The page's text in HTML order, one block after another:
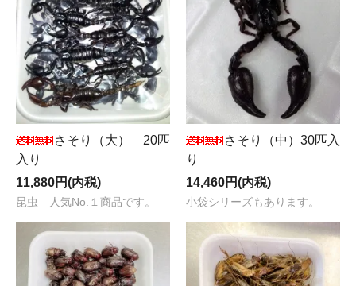
さそり（大） 20匹
入り
11,880円(内税)
昆虫 人気No.１商品です。
さそり（中）30匹入
り
14,460円(内税)
小袋シリーズもあります。